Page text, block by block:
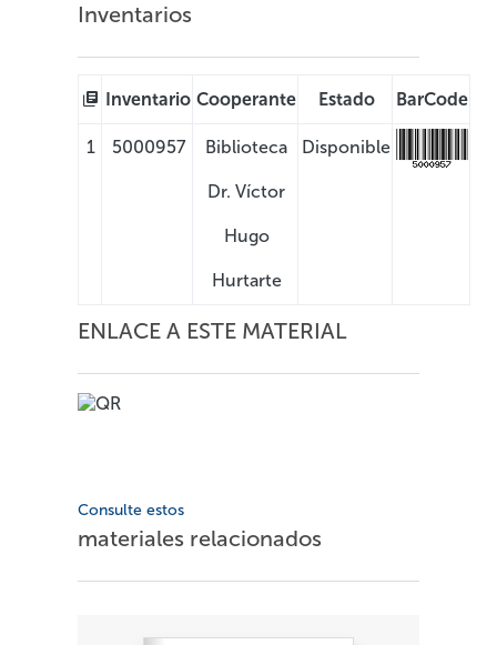
Inventarios
Inventario Cooperante Estado BarCode
1 5000957 Biblioteca
Dr. Ví­ctor
Hugo
Hurtarte
Disponible
ENLACE A ESTE MATERIAL
Consulte estos
materiales relacionados